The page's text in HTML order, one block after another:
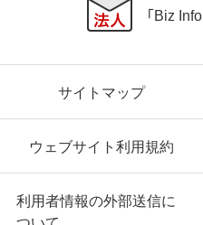
「Biz
サイトマップ
ウェブサイト利用規約
利用者情報の外部送信に